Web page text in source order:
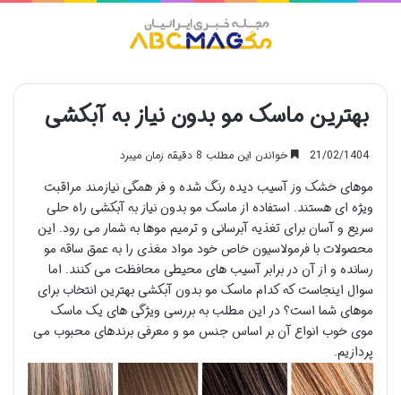
بهترین ماسک مو بدون نیاز به آبکشی
21/02/1404 خواندن این مطلب 8 دقیقه زمان میبرد
موهای خشک وز آسیب دیده رنگ شده و فر همگی نیازمند مراقبت
ویژه ای هستند. استفاده از ماسک مو بدون نیاز به آبکشی راه حلی
سریع و آسان برای تغذیه آبرسانی و ترمیم موها به شمار می رود. این
محصولات با فرمولاسیون خاص خود مواد مغذی را به عمق ساقه مو
رسانده و از آن در برابر آسیب های محیطی محافظت می کنند. اما
سوال اینجاست که کدام ماسک مو بدون آبکشی بهترین انتخاب برای
موهای شما است؟ در این مطلب به بررسی ویژگی های یک ماسک
موی خوب انواع آن بر اساس جنس مو و معرفی برندهای محبوب می
پردازیم.